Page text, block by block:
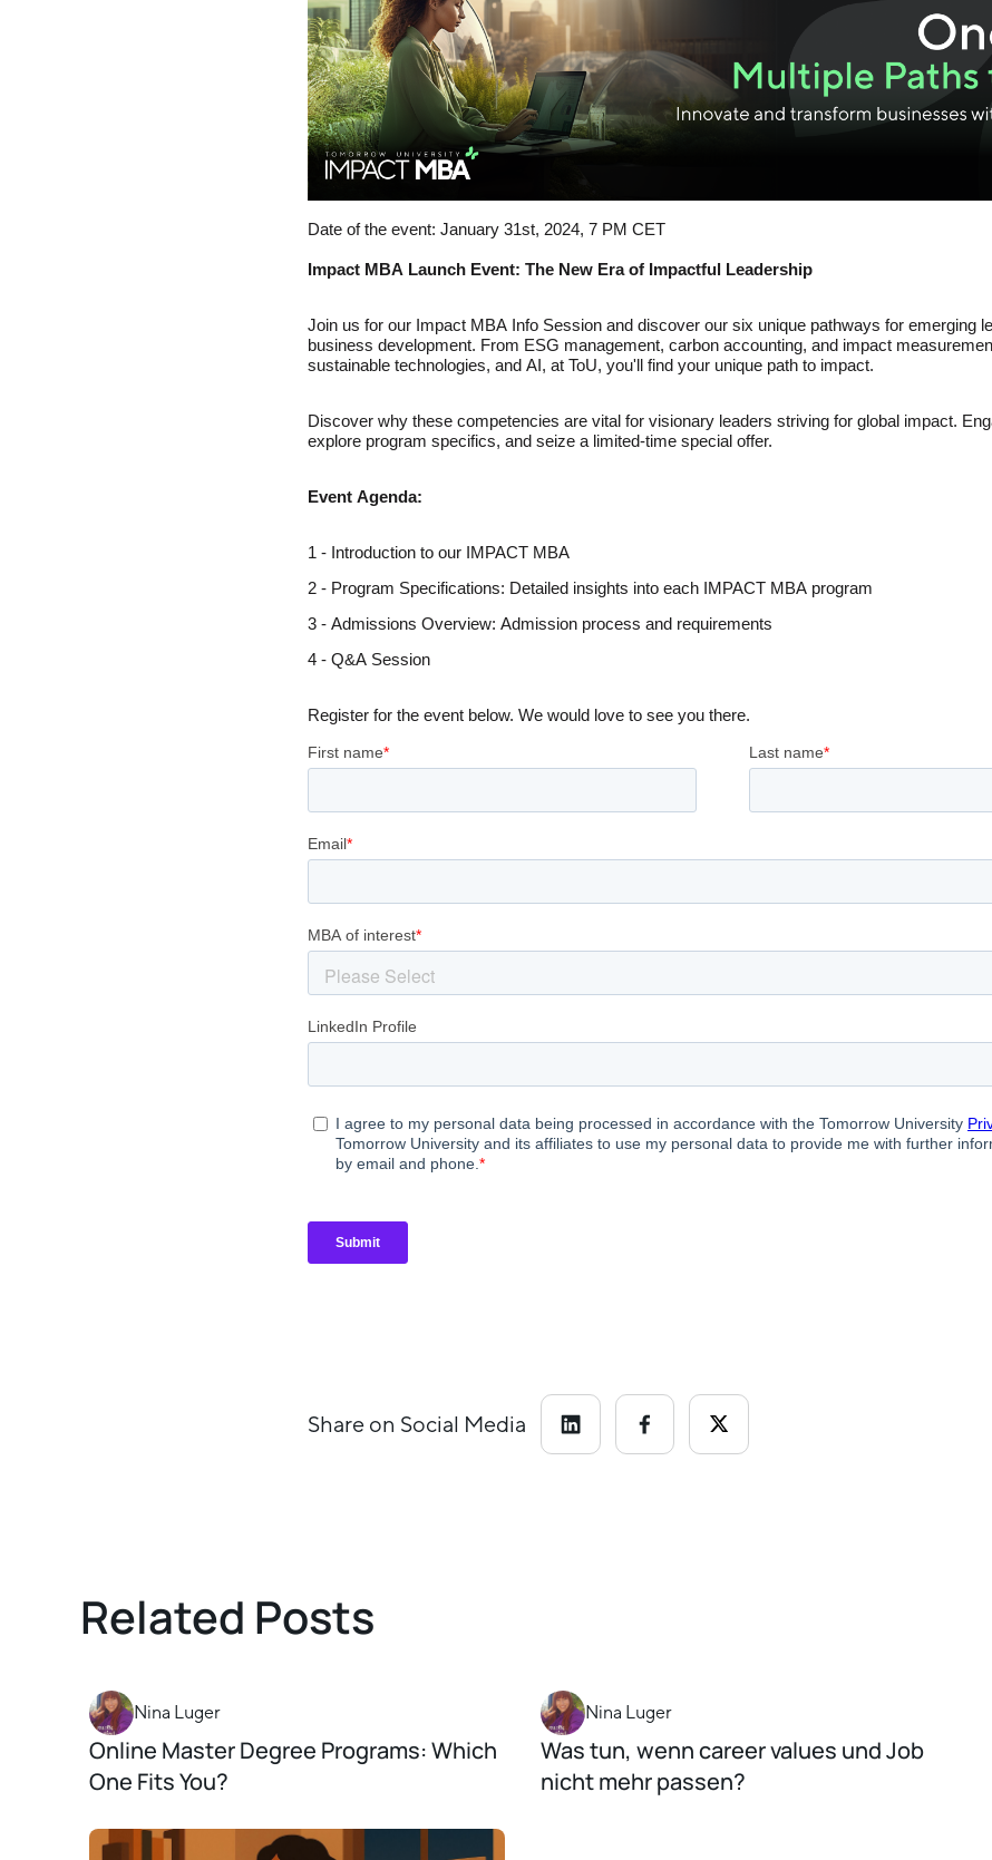
Share on Social Media
Related Posts
Nina Luger
Online Master Degree Programs: Which
One Fits You?
Nina Luger
Was tun, wenn career values und Job
nicht mehr passen?